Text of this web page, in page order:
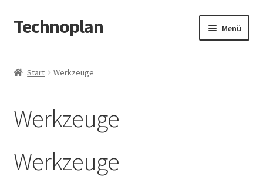
Zur
Navigation
Zum
Inhalt
Technoplan Menü
Datenschutzerklärung
Impressum
Start Werkzeuge
Werkzeuge
Werkzeuge